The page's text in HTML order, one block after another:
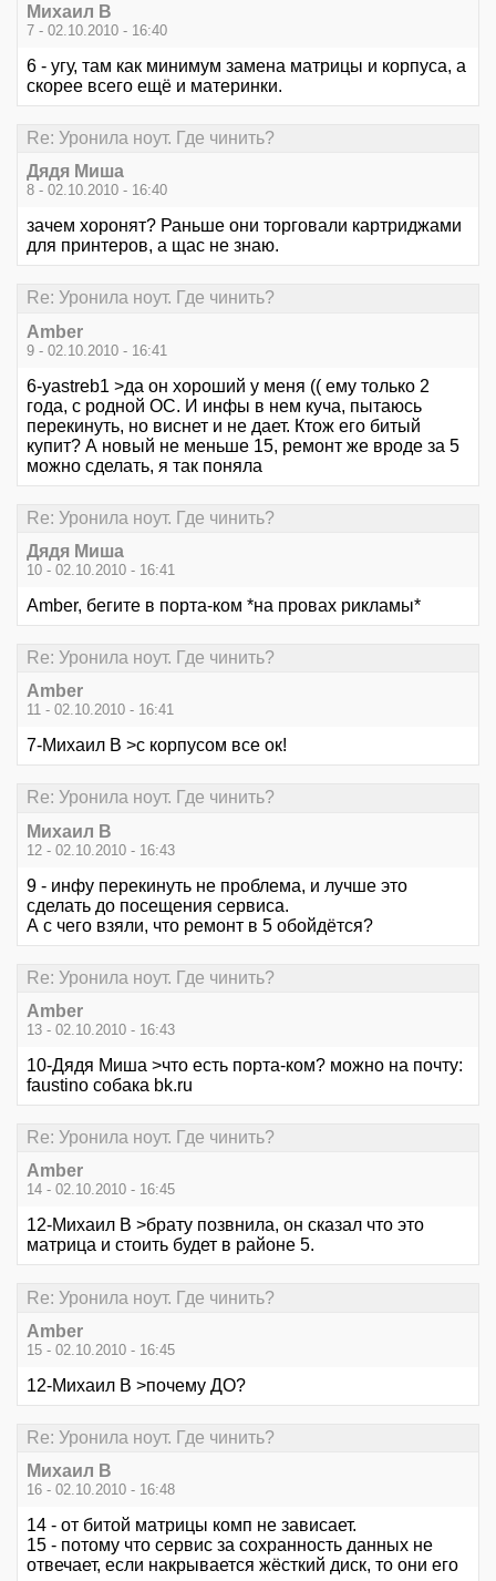
Михаил В
7 - 02.10.2010 - 16:40
6 - угу, там как минимум замена матрицы и корпуса, а
скорее всего ещё и материнки.
Re: Уронила ноут. Где чинить?
Дядя Миша
8 - 02.10.2010 - 16:40
зачем хоронят? Раньше они торговали картриджами
для принтеров, а щас не знаю.
Re: Уронила ноут. Где чинить?
Amber
9 - 02.10.2010 - 16:41
6-yastreb1 >да он хороший у меня (( ему только 2
года, с родной ОС. И инфы в нем куча, пытаюсь
перекинуть, но виснет и не дает. Ктож его битый
купит? А новый не меньше 15, ремонт же вроде за 5
можно сделать, я так поняла
Re: Уронила ноут. Где чинить?
Дядя Миша
10 - 02.10.2010 - 16:41
Amber, бегите в порта-ком *на провах рикламы*
Re: Уронила ноут. Где чинить?
Amber
11 - 02.10.2010 - 16:41
7-Михаил В >с корпусом все ок!
Re: Уронила ноут. Где чинить?
Михаил В
12 - 02.10.2010 - 16:43
9 - инфу перекинуть не проблема, и лучше это
сделать до посещения сервиса.
А с чего взяли, что ремонт в 5 обойдётся?
Re: Уронила ноут. Где чинить?
Amber
13 - 02.10.2010 - 16:43
10-Дядя Миша >что есть порта-ком? можно на почту:
faustino собака bk.ru
Re: Уронила ноут. Где чинить?
Amber
14 - 02.10.2010 - 16:45
12-Михаил В >брату позвнила, он сказал что это
матрица и стоить будет в районе 5.
Re: Уронила ноут. Где чинить?
Amber
15 - 02.10.2010 - 16:45
12-Михаил В >почему ДО?
Re: Уронила ноут. Где чинить?
Михаил В
16 - 02.10.2010 - 16:48
14 - от битой матрицы комп не зависает.
15 - потому что сервис за сохранность данных не
отвечает, если накрывается жёсткий диск, то они его